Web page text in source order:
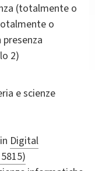
(totalmente o
o
2)
e scienze
Digital